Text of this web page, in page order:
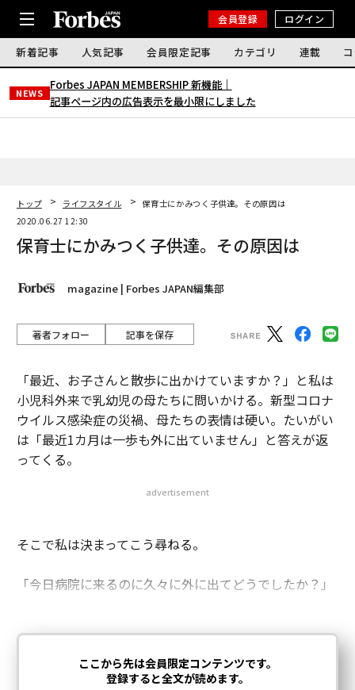
会員登録 ログイン
新着記事 人気記事 会員限定記事 カテゴリ 連載
NEWS
Forbes JAPAN MEMBERSHIP 新機能｜
記事ページ内の広告表示を最小限にしました
トップ ライフスタイル
保育士にかみつく子供達。その原因は
2020.06.27 12:30
保育士にかみつく子供達。その原因は
magazine | Forbes JAPAN編集部
著者フォロー 記事を保存
「最近、お子さんと散歩に出かけていますか？」と私は
小児科外来で乳幼児の母たちに問いかける。新型コロナ
ウイルス感染症の災禍、母たちの表情は硬い。たいがい
は「最近1カ月は一歩も外に出ていません」と答えが返
ってくる。
advertisement
そこで私は決まってこう尋ねる。
「今日病院に来るのに久々に外に出てどうでしたか？」